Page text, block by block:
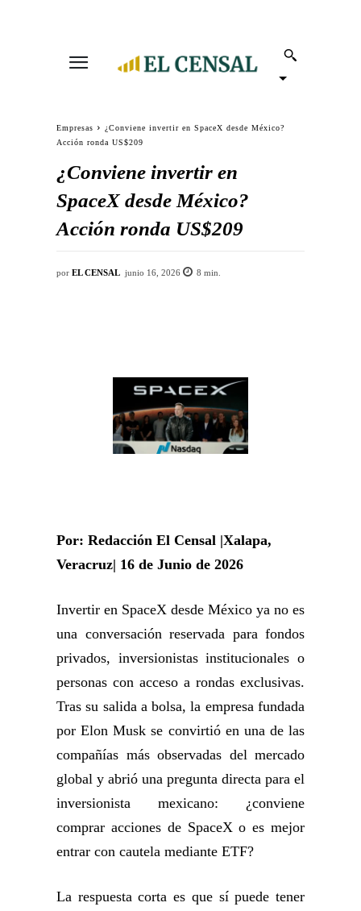
Empresas
¿Conviene invertir en SpaceX desde México?
Acción ronda US$209
¿Conviene invertir en
SpaceX desde México?
Acción ronda US$209
por EL CENSAL junio 16, 2026 8 min.
Por: Redacción El Censal |Xalapa,
Veracruz| 16 de Junio de 2026
Invertir en SpaceX desde México ya no es
una conversación reservada para fondos
privados, inversionistas institucionales o
personas con acceso a rondas exclusivas.
Tras su salida a bolsa, la empresa fundada
por Elon Musk se convirtió en una de las
compañías más observadas del mercado
global y abrió una pregunta directa para el
inversionista mexicano: ¿conviene
comprar acciones de SpaceX o es mejor
entrar con cautela mediante ETF?
La respuesta corta es que sí puede tener